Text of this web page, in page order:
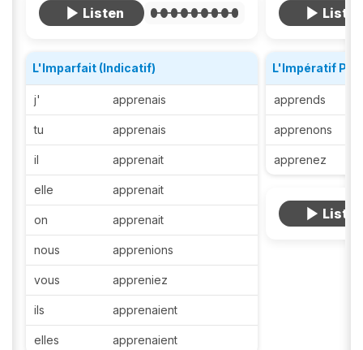
L'Imparfait (Indicatif)
j' apprenais
tu apprenais
il apprenait
elle apprenait
on apprenait
nous apprenions
vous appreniez
ils apprenaient
elles apprenaient
L'Impératif
apprends
apprenons
apprenez